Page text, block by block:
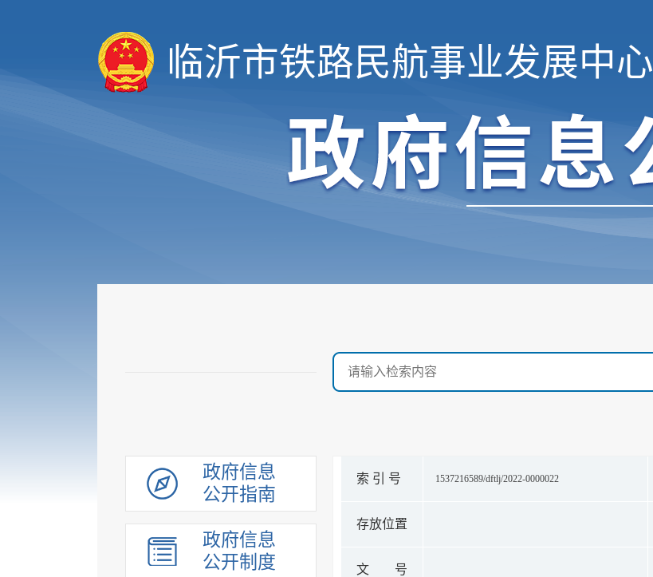
临沂市铁路民航事业发展中心
政府信息
公开指南
政府信息
公开制度
索 引 号 1537216589/dftlj/2022-0000022
存放位置
文 号